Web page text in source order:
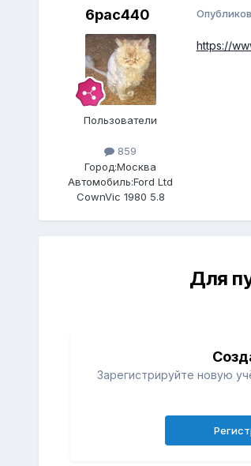
6pac440
Пользователи
859
Город:Москва
Автомобиль:Ford Ltd
CownVic 1980 5.8
https://
Для
Зарегистрируйте новую